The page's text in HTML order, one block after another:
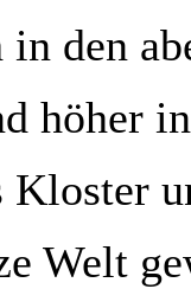
den
höher
Kloster
Welt